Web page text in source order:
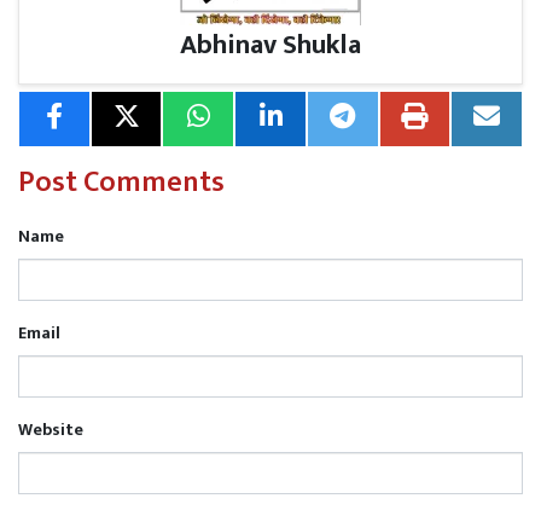
Abhinav Shukla
Post Comments
Name
Email
Website